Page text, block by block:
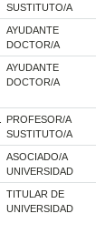
SUSTITUTO/A
AYUDANTE
DOCTOR/A
AYUDANTE
DOCTOR/A
PROFESOR/A
SUSTITUTO/A
ASOCIADO/A
UNIVERSIDAD
TITULAR DE
UNIVERSIDAD